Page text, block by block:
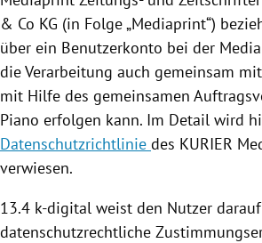
& Co KG (in Folge „Mediaprint“)
über ein Benutzerkonto bei der
die Verarbeitung auch gemeinsam
mit Hilfe des gemeinsamen
Piano erfolgen kann. Im Detail wird
Datenschutzrichtlinie des KURIER
verwiesen.
13.4 k-digital weist den Nutzer
datenschutzrechtliche